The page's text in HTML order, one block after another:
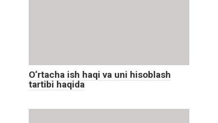
O‘rtacha ish haqi va uni hisoblash
tartibi haqida